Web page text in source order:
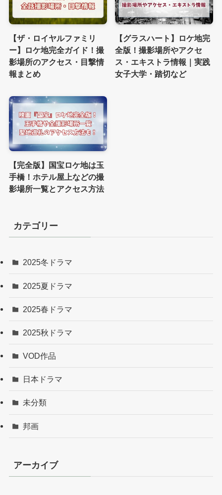
【ザ・ロイヤルファミリ
ー】ロケ地完全ガイド！撮
影場所のアクセス・目撃情
報まとめ
【グラスハート】ロケ地完
全版！撮影場所やアクセ
ス・エキストラ情報｜実践
女子大学・踏切など
【完全版】国宝ロケ地は玉
手橋！ホテル屋上などの撮
影場所一覧とアクセス方法
カテゴリー
2025冬ドラマ
2025夏ドラマ
2025春ドラマ
2025秋ドラマ
VOD作品
日本ドラマ
未分類
邦画
アーカイブ